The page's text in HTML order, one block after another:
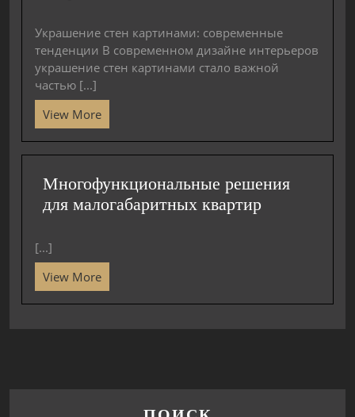
Украшение стен картинами: современные
тенденции В современном дизайне интерьеров
украшение стен картинами стало важной
частью [...]
View More
Многофункциональные решения
для малогабаритных квартир
[...]
View More